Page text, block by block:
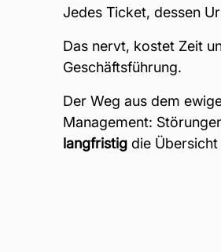
Jedes Ticket, dessen
Das nervt, kostet Zeit
Geschäftsführung.
Der Weg aus dem
Management:
langfristig die